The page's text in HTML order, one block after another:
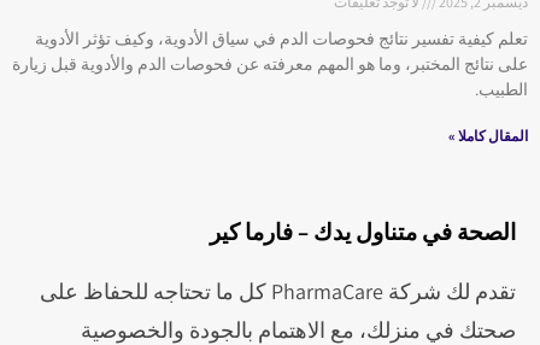
تعلم كيفية تفسير نتائج فحوصات الدم في سياق الأدوية، وكيف تؤثر الأدوية
على نتائج المختبر، وما هو المهم معرفته عن فحوصات الدم والأدوية قبل زيارة
الطبيب.
المقال كاملا »
الصحة في متناول يدك – فارما كير
تقدم لك شركة PharmaCare كل ما تحتاجه للحفاظ على
صحتك في منزلك، مع الاهتمام بالجودة والخصوصية